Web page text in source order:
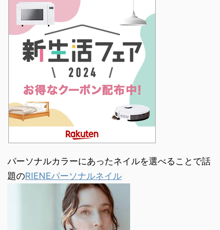
パーソナルカラーにあったネイルを選べることで話
題のRIENEパーソナルネイル